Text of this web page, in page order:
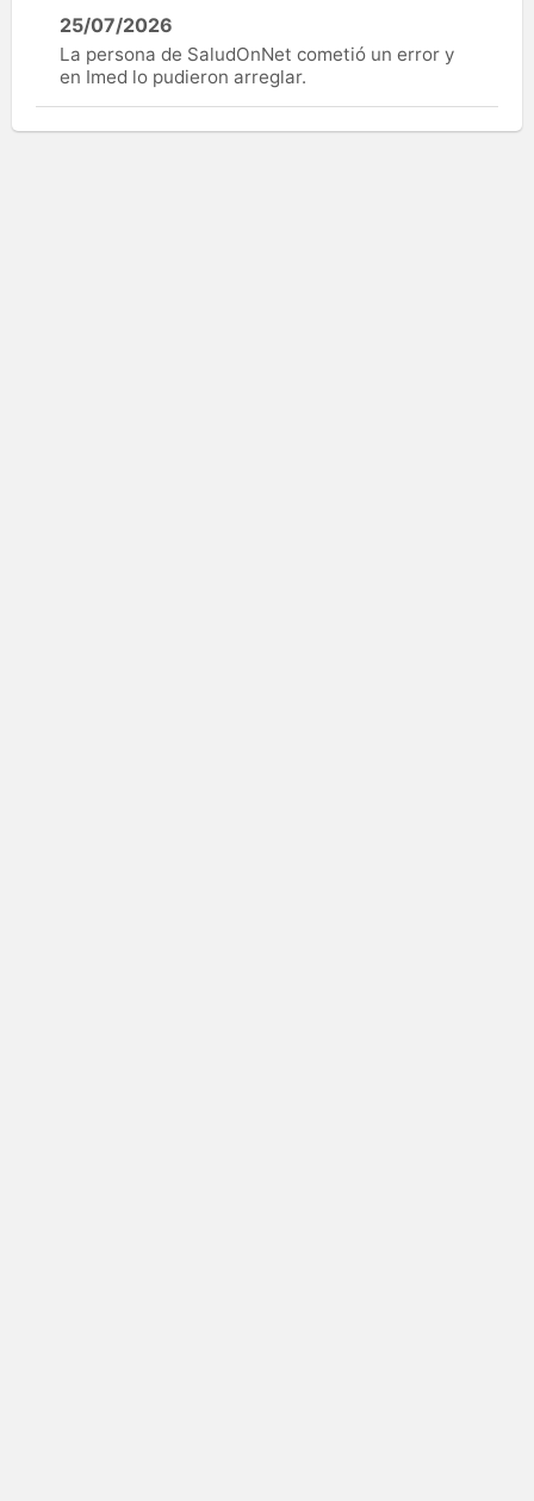
25/07/2026
La persona de SaludOnNet cometió un error y
en Imed lo pudieron arreglar.